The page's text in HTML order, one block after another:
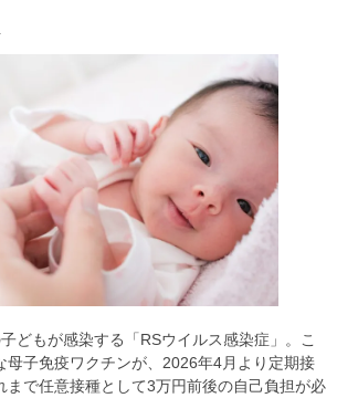
どもが感染する「RSウイルス感染症」。こ
母子免疫ワクチンが、2026年4月より定期接
まで任意接種として3万円前後の自己負担が必